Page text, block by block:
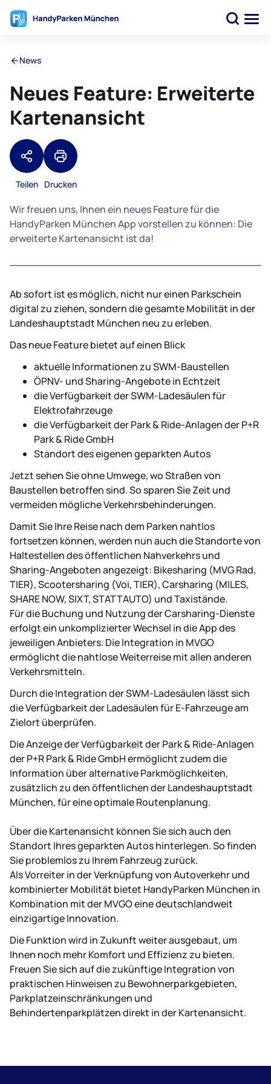
News
Neues Feature: Erweiterte
Kartenansicht
Teilen Drucken
Wir freuen uns, Ihnen ein neues Feature für die
HandyParken München App vorstellen zu können: Die
erweiterte Kartenansicht ist da!
Ab sofort ist es möglich, nicht nur einen Parkschein
digital zu ziehen, sondern die gesamte Mobilität in der
Landeshauptstadt München neu zu erleben.
Das neue Feature bietet auf einen Blick
aktuelle Informationen zu SWM-Baustellen
ÖPNV- und Sharing-Angebote in Echtzeit
die Verfügbarkeit der SWM-Ladesäulen für
Elektrofahrzeuge
die Verfügbarkeit der Park & Ride-Anlagen der P+R
Park & Ride GmbH
Standort des eigenen geparkten Autos
Jetzt sehen Sie ohne Umwege, wo Straßen von
Baustellen betroffen sind. So sparen Sie Zeit und
vermeiden mögliche Verkehrsbehinderungen.
Damit Sie Ihre Reise nach dem Parken nahtlos
fortsetzen können, werden nun auch die Standorte von
Haltestellen des öffentlichen Nahverkehrs und
Sharing-Angeboten angezeigt: Bikesharing (MVG Rad,
TIER), Scootersharing (Voi, TIER), Carsharing (MILES,
SHARE NOW, SIXT, STATTAUTO) und Taxistände.
Für die Buchung und Nutzung der Carsharing-Dienste
erfolgt ein unkomplizierter Wechsel in die App des
jeweiligen Anbieters. Die Integration in MVGO
ermöglicht die nahtlose Weiterreise mit allen anderen
Verkehrsmitteln.
Durch die Integration der SWM-Ladesäulen lässt sich
die Verfügbarkeit der Ladesäulen für E-Fahrzeuge am
Zielort überprüfen.
Die Anzeige der Verfügbarkeit der Park & Ride-Anlagen
der P+R Park & Ride GmbH ermöglicht zudem die
Information über alternative Parkmöglichkeiten,
zusätzlich zu den öffentlichen der Landeshauptstadt
München, für eine optimale Routenplanung.
Über die Kartenansicht können Sie sich auch den
Standort Ihres geparkten Autos hinterlegen. So finden
Sie problemlos zu Ihrem Fahrzeug zurück.
Als Vorreiter in der Verknüpfung von Autoverkehr und
kombinierter Mobilität bietet HandyParken München in
Kombination mit der MVGO eine deutschlandweit
einzigartige Innovation.
Die Funktion wird in Zukunft weiter ausgebaut, um
Ihnen noch mehr Komfort und Effizienz zu bieten.
Freuen Sie sich auf die zukünftige Integration von
praktischen Hinweisen zu Bewohnerparkgebieten,
Parkplatzeinschränkungen und
Behindertenparkplätzen direkt in der Kartenansicht.